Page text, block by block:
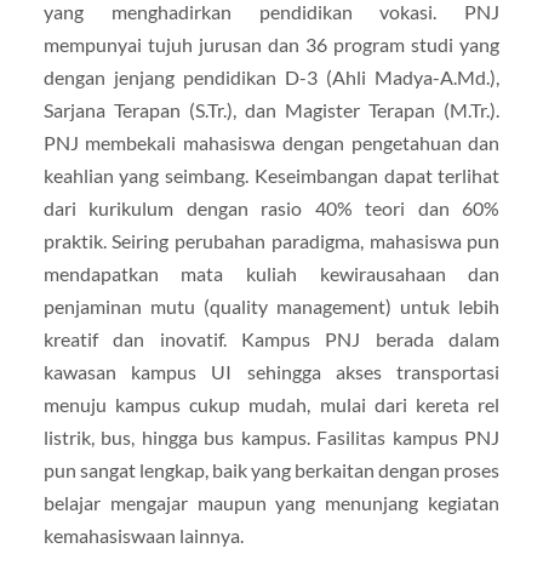
yang menghadirkan pendidikan vokasi. PNJ
mempunyai tujuh jurusan dan 36 program studi yang
dengan jenjang pendidikan D-3 (Ahli Madya-A.Md.),
Sarjana Terapan (S.Tr.), dan Magister Terapan (M.Tr.).
PNJ membekali mahasiswa dengan pengetahuan dan
keahlian yang seimbang. Keseimbangan dapat terlihat
dari kurikulum dengan rasio 40% teori dan 60%
praktik. Seiring perubahan paradigma, mahasiswa pun
mendapatkan mata kuliah kewirausahaan dan
penjaminan mutu (quality management) untuk lebih
kreatif dan inovatif. Kampus PNJ berada dalam
kawasan kampus UI sehingga akses transportasi
menuju kampus cukup mudah, mulai dari kereta rel
listrik, bus, hingga bus kampus. Fasilitas kampus PNJ
pun sangat lengkap, baik yang berkaitan dengan proses
belajar mengajar maupun yang menunjang kegiatan
kemahasiswaan lainnya.